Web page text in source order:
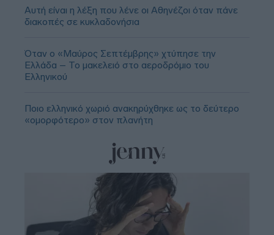
Αυτή είναι η λέξη που λένε οι Αθηνέζοι όταν πάνε
διακοπές σε κυκλαδονήσια
Όταν ο «Μαύρος Σεπτέμβρης» χτύπησε την
Ελλάδα – Το μακελειό στο αεροδρόμιο του
Ελληνικού
Ποιο ελληνικό χωριό ανακηρύχθηκε ως το δεύτερο
«ομορφότερο» στον πλανήτη